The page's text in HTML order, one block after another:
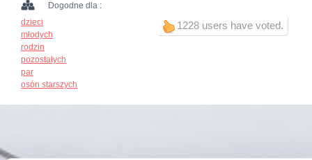
1228 users have voted.
Dogodne dla :
dzieci
młodych
rodzin
pozostałych
par
osón starszych